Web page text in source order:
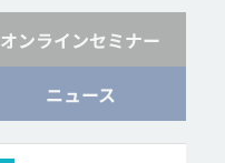
オンラインセミナー
ニュース